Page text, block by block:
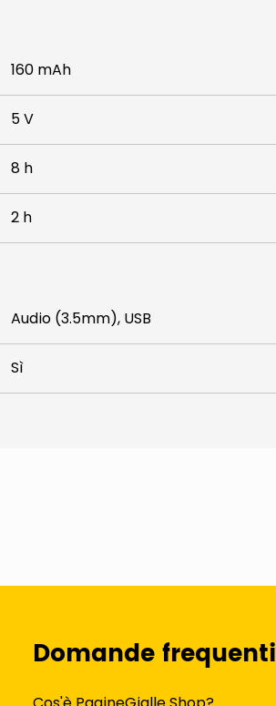
160 mAh
5 V
8 h
2 h
Audio (3.5mm), USB
Sì
Domande frequenti